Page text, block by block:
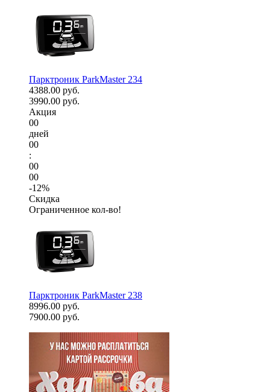
Парктроник ParkMaster 234
4388.00 руб.
3990.00 руб.
Акция
00
дней
00
:
00
00
-12%
Скидка
Ограниченное кол-во!
Парктроник ParkMaster 238
8996.00 руб.
7900.00 руб.